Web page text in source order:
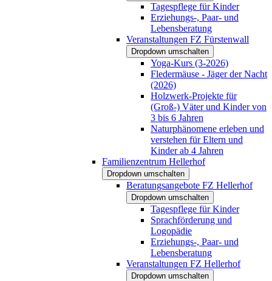
Tagespflege für Kinder
Erziehungs-, Paar- und
Lebensberatung
Veranstaltungen FZ Fürstenwall
Dropdown umschalten
Yoga-Kurs (3-2026)
Fledermäuse - Jäger der Nacht
(2026)
Holzwerk-Projekte für
(Groß-) Väter und Kinder von
3 bis 6 Jahren
Naturphänomene erleben und
verstehen für Eltern und
Kinder ab 4 Jahren
Familienzentrum Hellerhof
Dropdown umschalten
Beratungsangebote FZ Hellerhof
Dropdown umschalten
Tagespflege für Kinder
Sprachförderung und
Logopädie
Erziehungs-, Paar- und
Lebensberatung
Veranstaltungen FZ Hellerhof
Dropdown umschalten